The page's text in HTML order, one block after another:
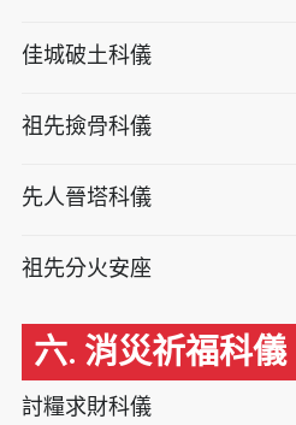
佳城破土科儀
祖先撿骨科儀
先人晉塔科儀
祖先分火安座
六. 消災祈福科儀
討糧求財科儀